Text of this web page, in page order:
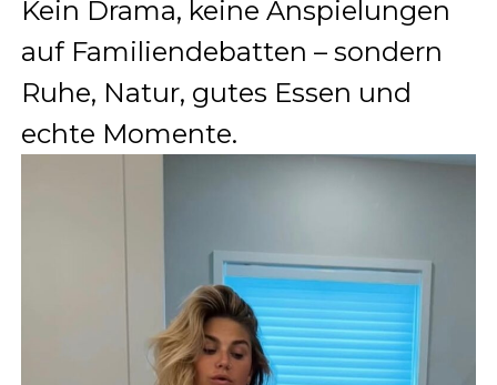
Kein Drama, keine Anspielungen
auf Familiendebatten – sondern
Ruhe, Natur, gutes Essen und
echte Momente.